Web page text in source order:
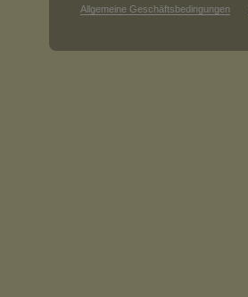
Allgemeine Geschäftsbedingungen